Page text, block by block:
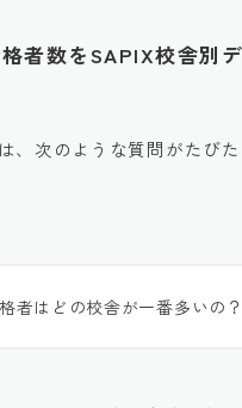
者数をSAPIX校舎別
、次のような質問がたび
者はどの校舎が一番多いの？